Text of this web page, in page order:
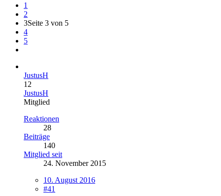
1
2
3Seite 3 von 5
4
5
JustusH
12
JustusH
Mitglied
Reaktionen
28
Beiträge
140
Mitglied seit
24. November 2015
10. August 2016
#41